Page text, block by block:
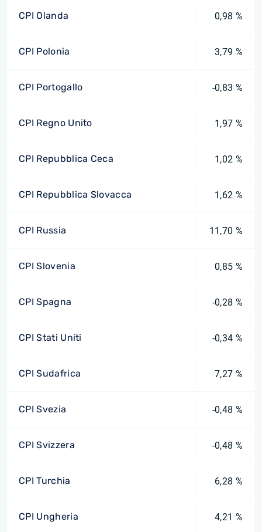
CPI Olanda 0,98 %
CPI Polonia 3,79 %
CPI Portogallo -0,83 %
CPI Regno Unito 1,97 %
CPI Repubblica Ceca 1,02 %
CPI Repubblica Slovacca 1,62 %
CPI Russia 11,70 %
CPI Slovenia 0,85 %
CPI Spagna -0,28 %
CPI Stati Uniti -0,34 %
CPI Sudafrica 7,27 %
CPI Svezia -0,48 %
CPI Svizzera -0,48 %
CPI Turchia 6,28 %
CPI Ungheria 4,21 %